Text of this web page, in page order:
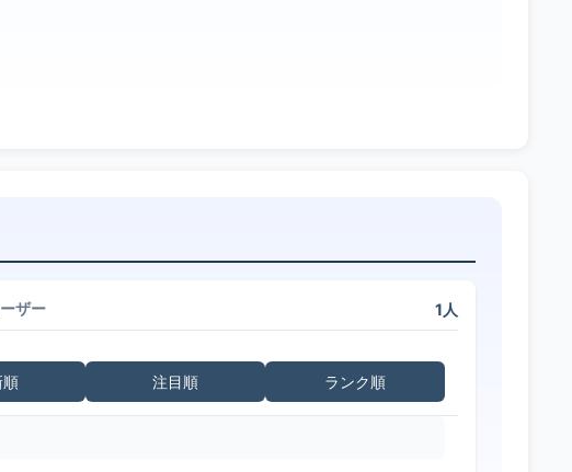
ザー 1人
順 注目順 ランク順